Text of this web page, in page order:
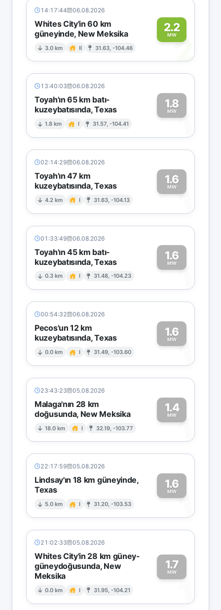
14:17:44 06.08.2026
Whites City'in 60 km
güneyinde, New Meksika
3.0 km II 31.63, -104.46
2.2
MW2
13:40:03 06.08.2026
Toyah'ın 65 km batı-
kuzeybatısında, Texas
1.8 km I 31.57, -104.41
1.8
MW1
02:14:29 06.08.2026
Toyah'ın 47 km
kuzeybatısında, Texas
4.2 km I 31.63, -104.13
1.6
MW1
01:33:49 06.08.2026
Toyah'ın 45 km batı-
kuzeybatısında, Texas
0.3 km I 31.48, -104.23
1.6
MW1
00:54:32 06.08.2026
Pecos'un 12 km
kuzeybatısında, Texas
0.0 km I 31.49, -103.60
1.6
MW1
23:43:23 05.08.2026
Malaga'nın 28 km
doğusunda, New Meksika
18.0 km I 32.19, -103.77
1.4
MW1
22:17:59 05.08.2026
Lindsay'ın 18 km güneyinde,
Texas
5.0 km I 31.20, -103.53
1.6
MW1
21:02:33 05.08.2026
Whites City'in 28 km güney-
güneydoğusunda, New
Meksika
0.0 km I 31.95, -104.21
1.7
MW
1